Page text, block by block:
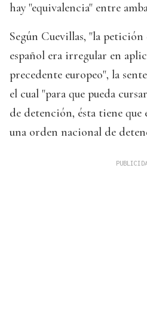
hay "equivalencia" entre
Según Cuevillas, "la
español era irregular en
precedente europeo", la
el cual "para que pueda
de detención, ésta tiene que
una orden nacional de